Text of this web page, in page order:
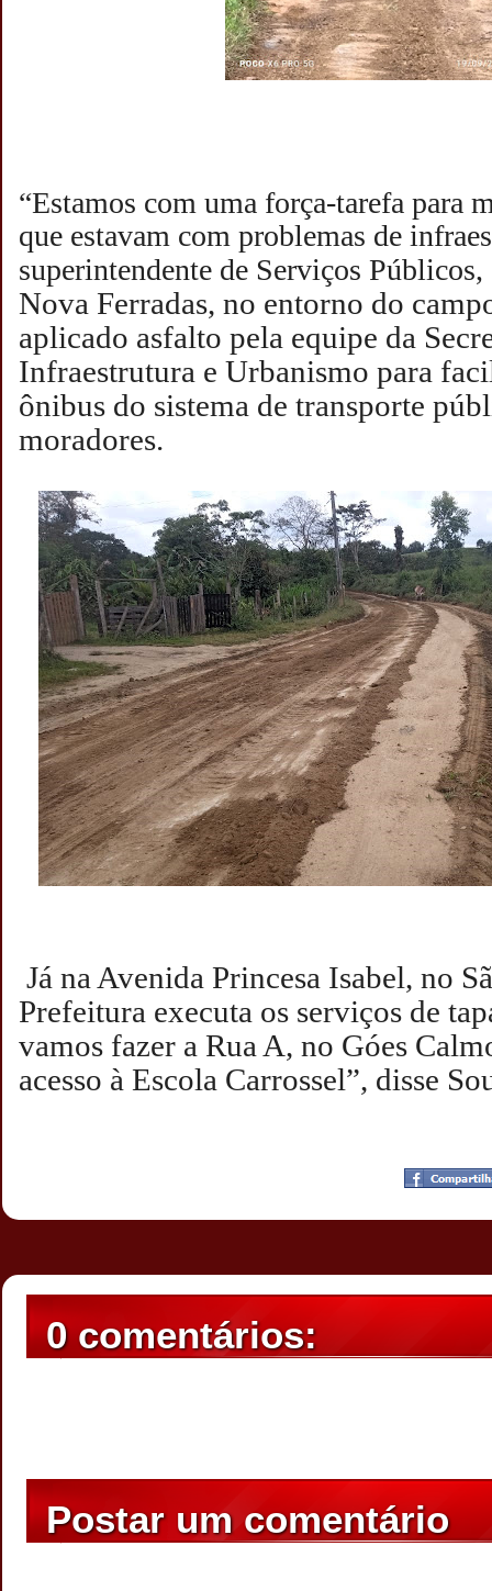
“Estamos com uma força-tarefa para
que estavam com problemas de
superintendente de Serviços
Nova Ferradas, no entorno do
aplicado asfalto pela equipe da
Infraestrutura e Urbanismo para
ônibus do sistema de transporte
moradores.
Já na Avenida Princesa Isabel, no
Prefeitura executa os serviços de
vamos fazer a Rua A, no Góes
acesso à Escola Carrossel”, disse
19:11
0 comentários:
Postar um comentário